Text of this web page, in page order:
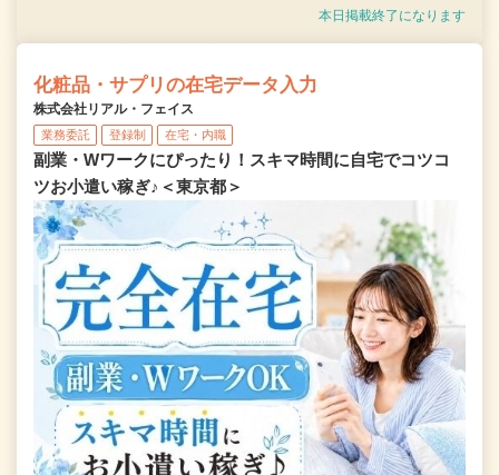
本日掲載終了になります
化粧品・サプリの在宅データ入力
株式会社リアル・フェイス
業務委託 登録制 在宅・内職
副業・Wワークにぴったり！スキマ時間に自宅でコツコ
ツお小遣い稼ぎ♪＜東京都＞